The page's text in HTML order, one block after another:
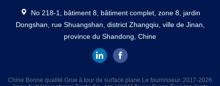
No 218-1, bâtiment 8, bâtiment complet, zone 8, jardin
Dongshan, rue Shuangshan, district Zhangqiu, ville de Jinan,
province du Shandong, Chine
Chine Bonne qualité Grue à tour de surface plane Le fournisseur. 2017-2026